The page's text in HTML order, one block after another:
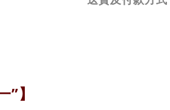
”】